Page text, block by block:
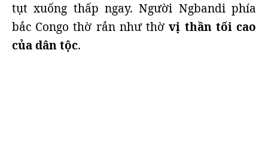
tụt xuống thấp ngay. Người Ngbandi phía
bắc Congo thờ rắn như thờvị thần tối cao
của dân tộc.